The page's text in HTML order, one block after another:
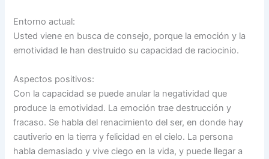
Entorno actual:
Usted viene en busca de consejo, porque la emoción y la
emotividad le han destruido su capacidad de raciocinio.
Aspectos positivos:
Con la capacidad se puede anular la negatividad que
produce la emotividad. La emoción trae destrucción y
fracaso. Se habla del renacimiento del ser, en donde hay
cautiverio en la tierra y felicidad en el cielo. La persona
habla demasiado y vive ciego en la vida, y puede llegar a